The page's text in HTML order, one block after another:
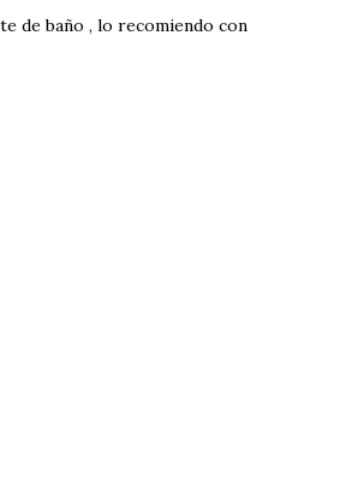
de baño , lo recomiendo con